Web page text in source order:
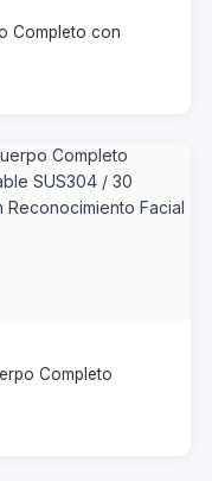
Completo con
Completo